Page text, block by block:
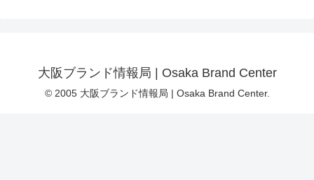
大阪ブランド情報局 | Osaka Brand Center
© 2005 大阪ブランド情報局 | Osaka Brand Center.